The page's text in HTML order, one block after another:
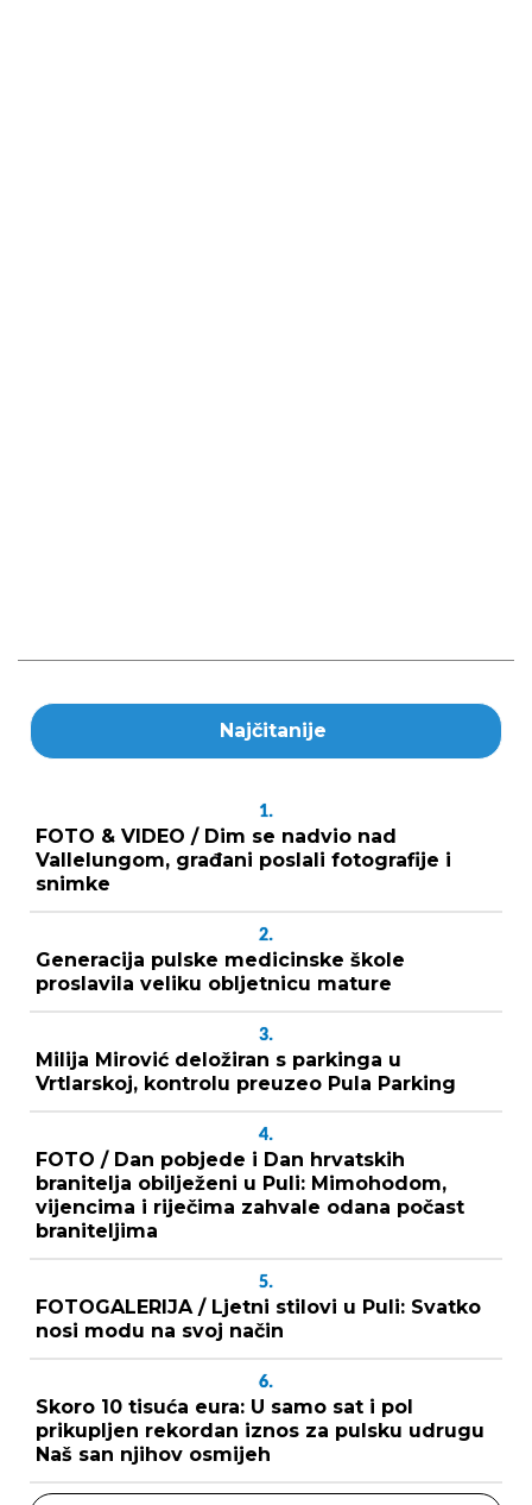
Najčitanije
1.
FOTO & VIDEO / Dim se nadvio nad
Vallelungom, građani poslali fotografije i
snimke
2.
Generacija pulske medicinske škole
proslavila veliku obljetnicu mature
3.
Milija Mirović deložiran s parkinga u
Vrtlarskoj, kontrolu preuzeo Pula Parking
4.
FOTO / Dan pobjede i Dan hrvatskih
branitelja obilježeni u Puli: Mimohodom,
vijencima i riječima zahvale odana počast
braniteljima
5.
FOTOGALERIJA / Ljetni stilovi u Puli: Svatko
nosi modu na svoj način
6.
Skoro 10 tisuća eura: U samo sat i pol
prikupljen rekordan iznos za pulsku udrugu
Naš san njihov osmijeh